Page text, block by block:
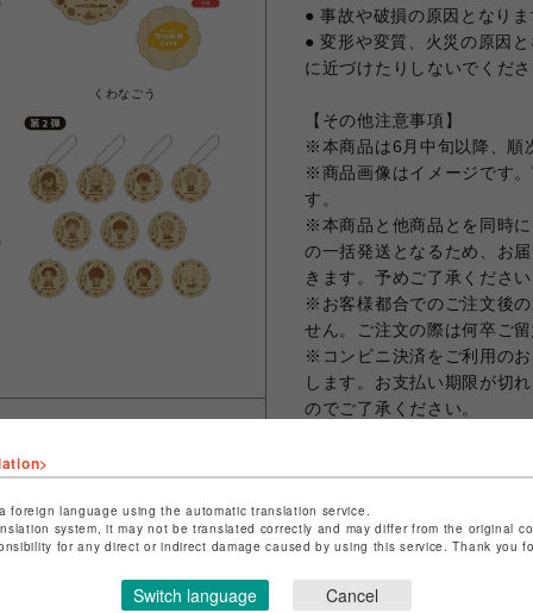
くわなごう
● 事故や破損の原因となり
● 変形や変質、火災の原因
に近づけたりしないでくだ
【その他注意事項】
※本商品は6月中旬以降、順
※商品画像はイメージです
す。
※本商品と他商品とを同時
の一括発送となるため、お
きます。予めご了承くださ
※お客様都合でのご注文後
せん。ご注文の際は何卒ご
※コンビニ決済をご利用の
します。お支払い期限が切
のでご了承ください。
※お届け日の日時指定は承
※ギフトラッピング、領収
foreign language using the automatic translation service.
system, it may not be translated correctly and may differ from the original
for any direct or indirect damage caused by using this service. Thank you
Switch language Cancel